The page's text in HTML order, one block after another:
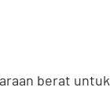
berat untuk